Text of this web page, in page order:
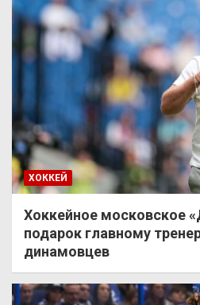
ХОККЕЙ
Хоккейное московское
подарок главному
динамовцев